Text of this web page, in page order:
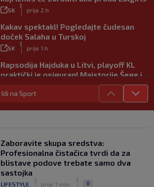
SK prije 2 h
Kakav spektakl! Pogledajte čudesan
doček Salaha u Turskoj
SK prije 1 h
Rapsodija Hajduka u Litvi, playoff KL
praktički je osiguran! Majstorije Šege i
SK
|
prije 6 h
Neočekivani problemi za Dinamo:
Rijeka u Finsku nosi minimalnu
prednost, bivši vratar Dinama spriječio
veću razliku
SK prije 2 h
Idi na Sport
Zaboravite skupa sredstva:
Profesionalna čistačica tvrdi da za
blistave podove trebate samo dva
sastojka
LIFESTYLE prije 7 min. 0